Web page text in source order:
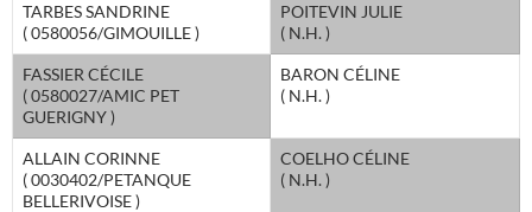
TARBES SANDRINE
( 0580056/GIMOUILLE )
POITEVIN JULIE
( N.H. )
FASSIER CÉCILE
( 0580027/AMIC PET
GUERIGNY )
BARON CÉLINE
( N.H. )
ALLAIN CORINNE
( 0030402/PETANQUE
BELLERIVOISE )
COELHO CÉLINE
( N.H. )